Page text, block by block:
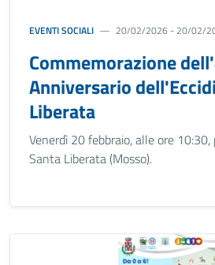
EVENTI SOCIALI 20/02/2026 - 20/02/
Commemorazione
Anniversario
Liberata
Venerdì 20 febbraio, alle ore 10:30,
Santa Liberata (Mosso).